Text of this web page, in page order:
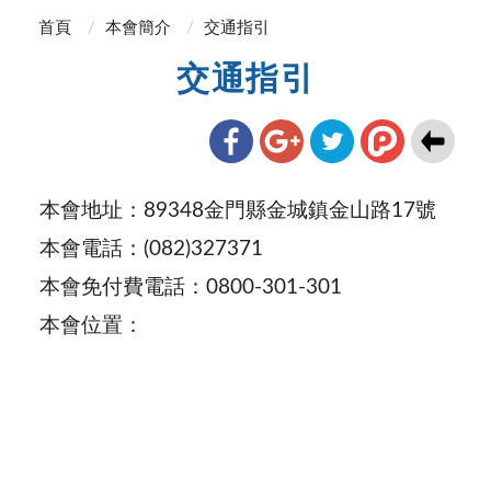
首頁 本會簡介 交通指引
交通指引
本會地址：89348金門縣金城鎮金山路17號
本會電話：(082)327371
本會免付費電話：0800-301-301
本會位置：